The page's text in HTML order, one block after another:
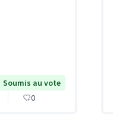
Soumis au vote
0